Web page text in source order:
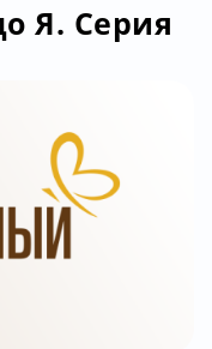
НОВОСТИ
Я. Серия